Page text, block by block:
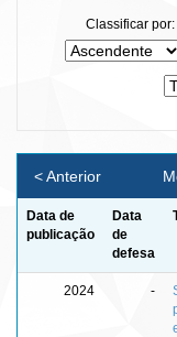
Classificar por:
< Anterior
Data de
publicação
Data
de
defesa
2024 -